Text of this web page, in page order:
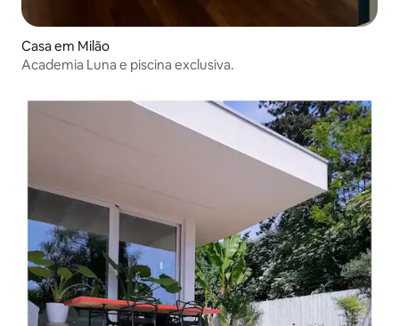
Casa em Milão
Academia Luna e piscina exclusiva.